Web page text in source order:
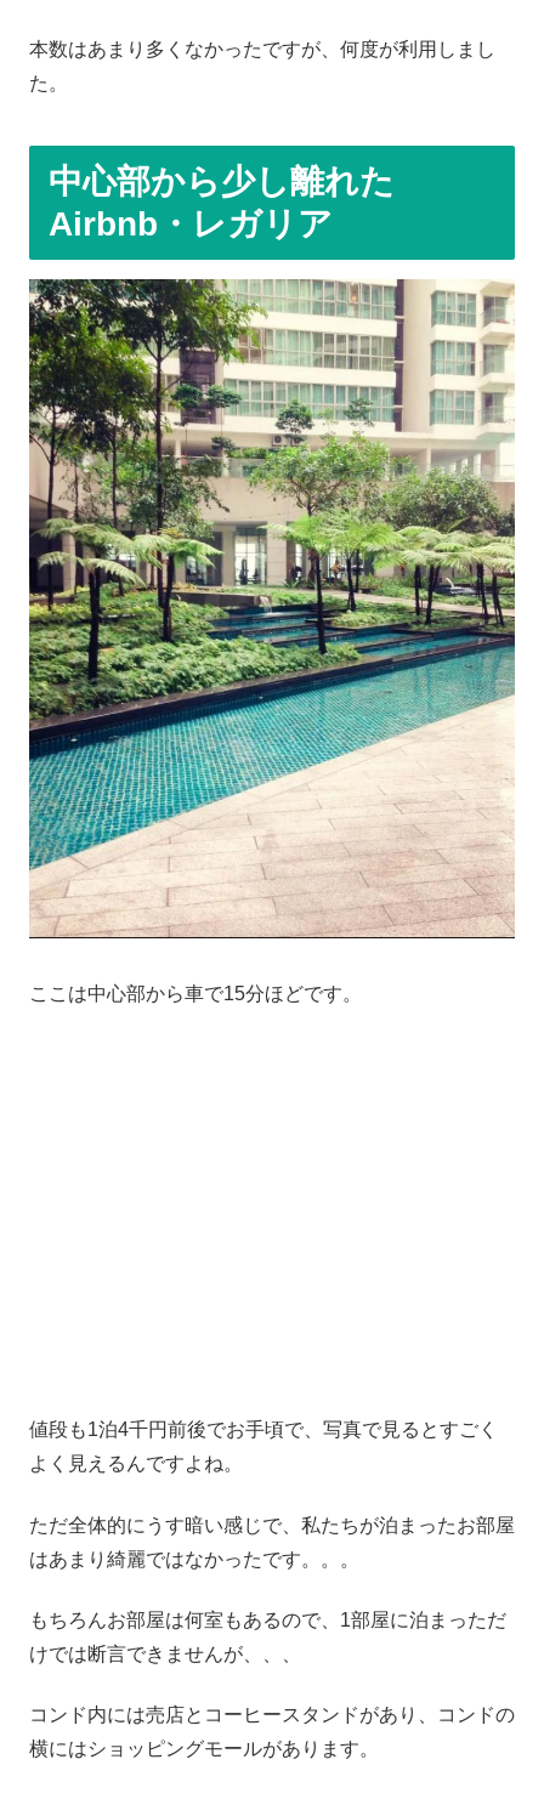
本数はあまり多くなかったですが、何度が利用しまし
た。
中心部から少し離れた
Airbnb・レガリア
ここは中心部から車で15分ほどです。
値段も1泊4千円前後でお手頃で、写真で見るとすごく
よく見えるんですよね。
ただ全体的にうす暗い感じで、私たちが泊まったお部屋
はあまり綺麗ではなかったです。。。
もちろんお部屋は何室もあるので、1部屋に泊まっただ
けでは断言できませんが、、、
コンド内には売店とコーヒースタンドがあり、コンドの
横にはショッピングモールがあります。